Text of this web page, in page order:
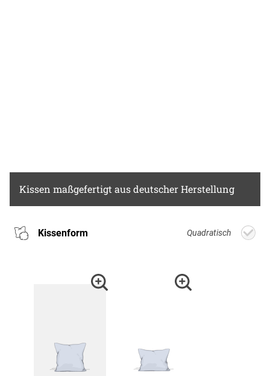
Kissen maßgefertigt aus deutscher Herstellung
Kissenform Quadratisch